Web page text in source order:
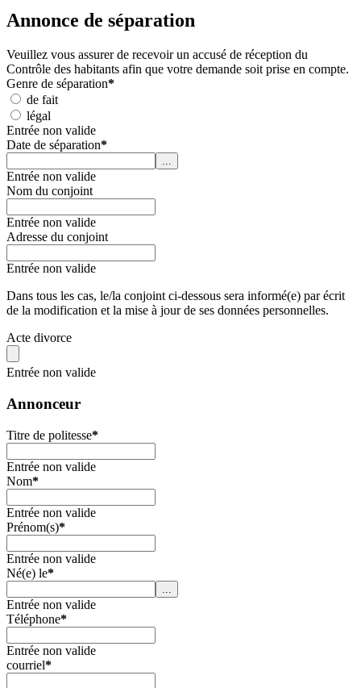
Annonce de séparation
Veuillez vous assurer de recevoir un accusé de réception du
Contrôle des habitants afin que votre demande soit prise en compte.
Genre de séparation*
de fait
légal
Entrée non valide
Date de séparation*
...
Entrée non valide
Nom du conjoint
Entrée non valide
Adresse du conjoint
Entrée non valide
Dans tous les cas, le/la conjoint ci-dessous sera informé(e) par écrit
de la modification et la mise à jour de ses données personnelles.
Acte divorce
Entrée non valide
Annonceur
Titre de politesse*
Entrée non valide
Nom*
Entrée non valide
Prénom(s)*
Entrée non valide
Né(e) le*
Entrée non valide
Téléphone*
Entrée non valide
courriel*